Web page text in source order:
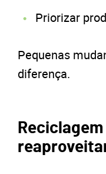
Priorizar
Pequenas
diferença.
Reciclagem